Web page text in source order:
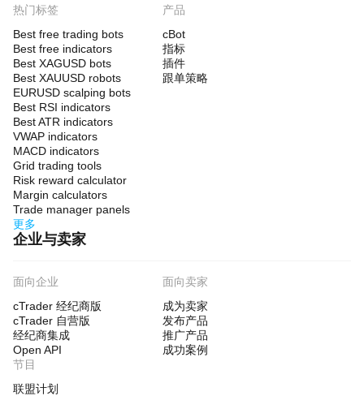
热门标签
Best free trading bots
Best free indicators
Best XAGUSD bots
Best XAUUSD robots
EURUSD scalping bots
Best RSI indicators
Best ATR indicators
VWAP indicators
MACD indicators
Grid trading tools
Risk reward calculator
Margin calculators
Trade manager panels
更多
产品
cBot
指标
插件
跟单策略
企业与卖家
面向企业
cTrader 经纪商版
cTrader 自营版
经纪商集成
Open API
面向卖家
成为卖家
发布产品
推广产品
成功案例
节目
联盟计划